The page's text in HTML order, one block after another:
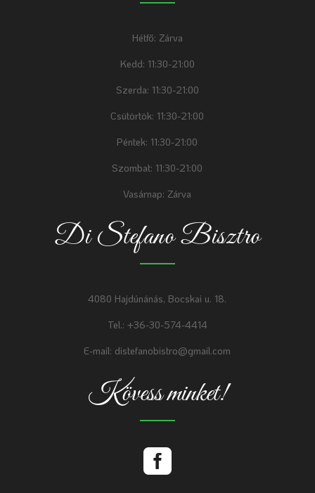
Hétfő: Zárva
Kedd: 11:30-21:00
Szerda: 11:30-21:00
Csütörtök: 11:30-21:00
Péntek: 11:30-21:00
Szombat: 11:30-21:00
Vasárnap: Zárva
Di Stefano Bisztro
4080 Hajdúnánás, Bocskai u. 18.
Tel.: +36-30-574-4414
E-mail: distefanobistro@gmail.com
Kövess minket!
